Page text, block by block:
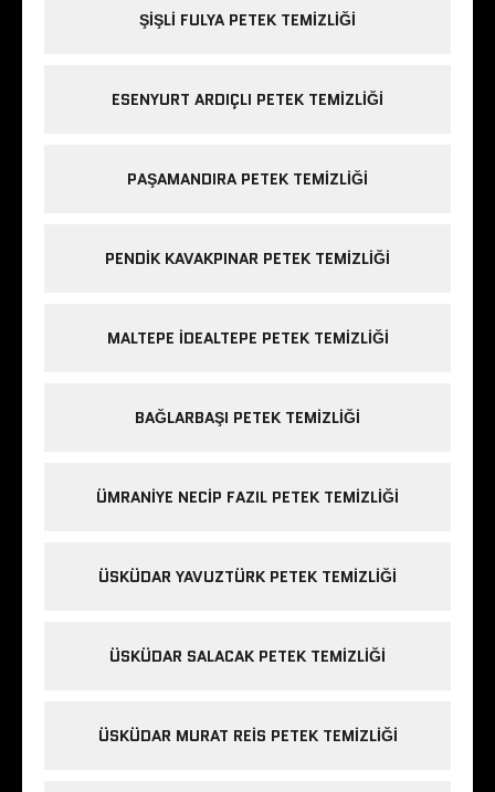
ŞIŞLI FULYA PETEK TEMIZLIĞI
ESENYURT ARDIÇLI PETEK TEMIZLIĞI
PAŞAMANDIRA PETEK TEMIZLIĞI
PENDIK KAVAKPINAR PETEK TEMIZLIĞI
MALTEPE IDEALTEPE PETEK TEMIZLIĞI
BAĞLARBAŞI PETEK TEMIZLIĞI
ÜMRANIYE NECIP FAZIL PETEK TEMIZLIĞI
ÜSKÜDAR YAVUZTÜRK PETEK TEMIZLIĞI
ÜSKÜDAR SALACAK PETEK TEMIZLIĞI
ÜSKÜDAR MURAT REIS PETEK TEMIZLIĞI